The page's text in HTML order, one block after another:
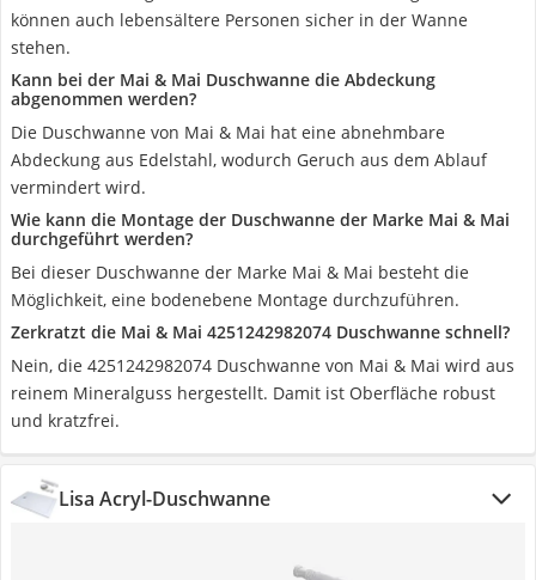
können auch lebensältere Personen sicher in der Wanne
stehen.
Kann bei der Mai & Mai Duschwanne die Abdeckung
abgenommen werden?
Die Duschwanne von Mai & Mai hat eine abnehmbare
Abdeckung aus Edelstahl, wodurch Geruch aus dem Ablauf
vermindert wird.
Wie kann die Montage der Duschwanne der Marke Mai & Mai
durchgeführt werden?
Bei dieser Duschwanne der Marke Mai & Mai besteht die
Möglichkeit, eine bodenebene Montage durchzuführen.
Zerkratzt die Mai & Mai ‎4251242982074 Duschwanne schnell?
Nein, die ‎4251242982074 Duschwanne von Mai & Mai wird aus
reinem Mineralguss hergestellt. Damit ist Oberfläche robust
und kratzfrei.
Lisa Acryl-Duschwanne